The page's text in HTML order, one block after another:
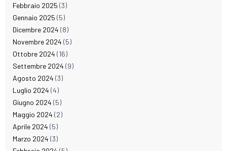
Febbraio 2025 (3)
Gennaio 2025 (5)
Dicembre 2024 (8)
Novembre 2024 (5)
Ottobre 2024 (16)
Settembre 2024 (9)
Agosto 2024 (3)
Luglio 2024 (4)
Giugno 2024 (5)
Maggio 2024 (2)
Aprile 2024 (5)
Marzo 2024 (3)